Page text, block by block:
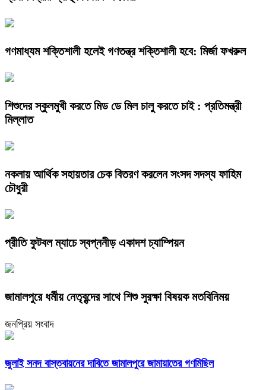
গণমাধ্যম শক্তিশালী হলেই গণতন্ত্র শক্তিশালী হবে: মির্জা ফখরুল
শিশুদের স্কুলমুখী করতে মিড ডে মিল চালু করতে চাই : প্রতিমন্ত্রী
মিল্লাত
নকলায় আর্থিক সহায়তার চেক বিতরণ করলেন সংসদ সদস্য ফাহিম
চৌধুরী
প্রীতি ফুটবল ম্যাচে স্বপ্ননীড় একাদশ চ্যাম্পিয়ন
জামালপুরে ধর্মীয় নেতৃবৃন্দের সাথে শিশু সুরক্ষা বিষয়ক মতবিনিময়
জনপ্রিয় সংবাদ
জুলাই সনদ বাস্তবায়নের দাবিতে জামালপুরে জামায়াতের গণমিছিল